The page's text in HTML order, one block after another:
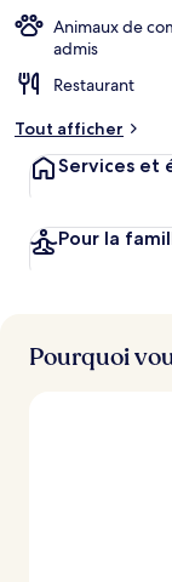
Animaux de
admis
Restaurant
Tout afficher
Services et
Pour la
Pourquoi